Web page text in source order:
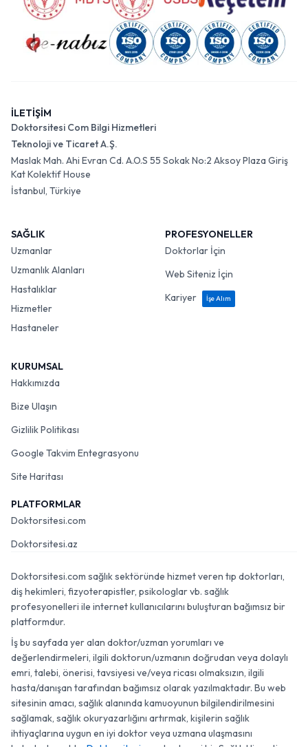
İLETİŞİM
Doktorsitesi Com Bilgi Hizmetleri
Teknoloji ve Ticaret A.Ş.
Maslak Mah. Ahi Evran Cd. A.O.S 55 Sokak No:2 Aksoy Plaza Giriş
Kat Kolektif House
İstanbul, Türkiye
SAĞLIK
Uzmanlar
Uzmanlık Alanları
Hastalıklar
Hizmetler
Hastaneler
PROFESYONELLER
Doktorlar İçin
Web Siteniz İçin
Kariyer
İşe Alım
KURUMSAL
Hakkımızda
Bize Ulaşın
Gizlilik Politikası
Google Takvim Entegrasyonu
Site Haritası
PLATFORMLAR
Doktorsitesi.com
Doktorsitesi.az
Doktorsitesi.com sağlık sektöründe hizmet veren tıp doktorları,
diş hekimleri, fizyoterapistler, psikologlar vb. sağlık
profesyonelleri ile internet kullanıcılarını buluşturan bağımsız bir
platformdur.
İş bu sayfada yer alan doktor/uzman yorumları ve
değerlendirmeleri, ilgili doktorun/uzmanın doğrudan veya dolaylı
emri, talebi, önerisi, tavsiyesi ve/veya ricası olmaksızın, ilgili
hasta/danışan tarafından bağımsız olarak yazılmaktadır. Bu web
sitesinin amacı, sağlık alanında kamuoyunun bilgilendirilmesini
sağlamak, sağlık okuryazarlığını artırmak, kişilerin sağlık
ihtiyaçlarına uygun en iyi doktor veya uzmana ulaşmasını